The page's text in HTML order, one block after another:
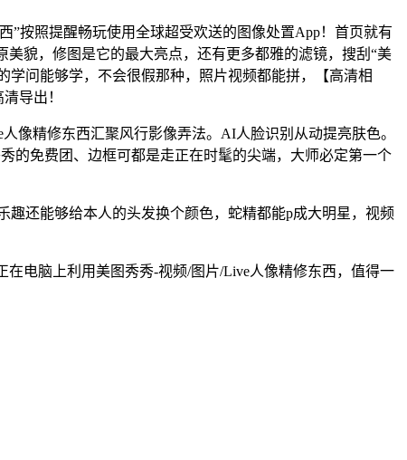
按照提醒畅玩使用全球超受欢送的图像处置App！首页就有
貌，修图是它的最大亮点，还有更多都雅的滤镜，搜刮“美
问能够学，不会很假那种，照片视频都能拼，【高清相
导出！
精修东西汇聚风行影像弄法。AI人脸识别从动提亮肤色。
的免费团、边框可都是走正在时髦的尖端，大师必定第一个
还能够给本人的头发换个颜色，蛇精都能p成大明星，视频
电脑上利用美图秀秀-视频/图片/Live人像精修东西，值得一